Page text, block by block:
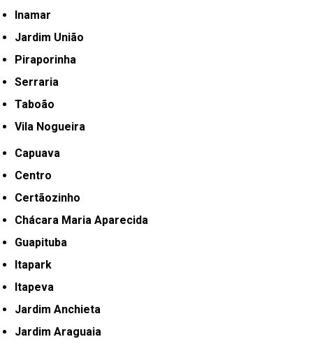
Inamar
Jardim União
Piraporinha
Serraria
Taboão
Vila Nogueira
Capuava
Centro
Certãozinho
Chácara Maria Aparecida
Guapituba
Itapark
Itapeva
Jardim Anchieta
Jardim Araguaia